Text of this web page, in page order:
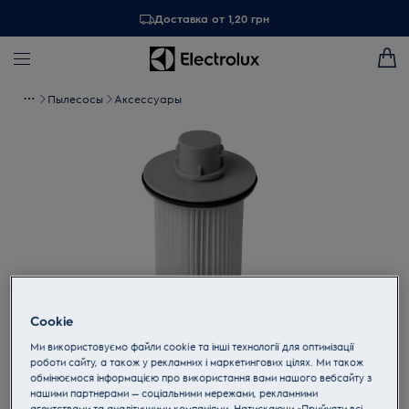
Доставка от 1,20 грн
Пылесосы Аксессуары
Tap to zoom
Cookie
Ми використовуємо файли cookie та інші технології для оптимізації
роботи сайту, а також у рекламних і маркетингових цілях. Ми також
обмінюємося інформацією про використання вами нашого вебсайту з
нашими партнерами — соціальними мережами, рекламними